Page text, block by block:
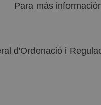
Para más
d'Ordenació i